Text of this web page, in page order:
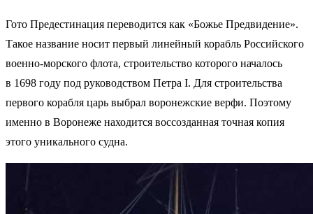
Гото Предестинация переводится как «Божье Предвидение».
Такое название носит первый линейный корабль Российского
военно-морского флота, строительство которого началось
в 1698 году под руководством Петра I. Для строительства
первого корабля царь выбрал воронежские верфи. Поэтому
именно в Воронеже находится воссозданная точная копия
этого уникального судна.